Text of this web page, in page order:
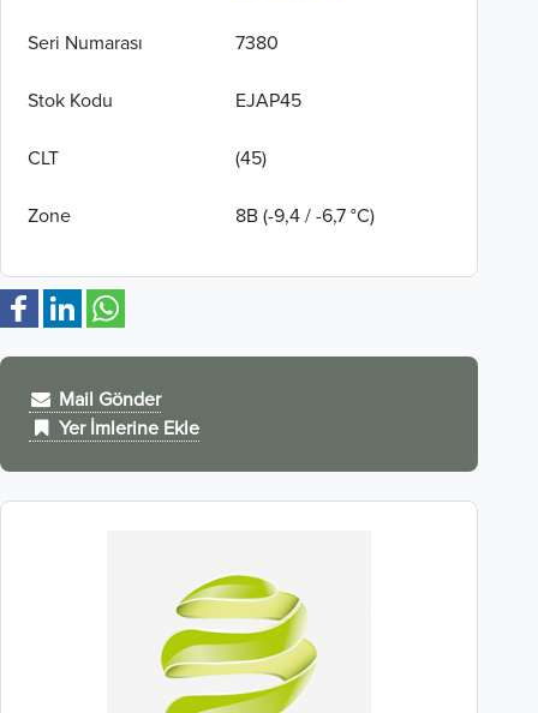
Seri Numarası 7380
Stok Kodu EJAP45
CLT (45)
Zone 8B (-9,4 / -6,7 °C)
Mail Gönder
Yer İmlerine Ekle